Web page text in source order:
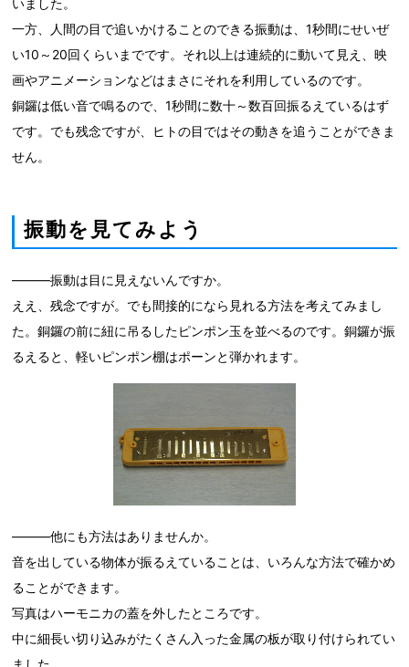
いました。
一方、人間の目で追いかけることのできる振動は、1秒間にせいぜ
い10～20回くらいまでです。それ以上は連続的に動いて見え、映
画やアニメーションなどはまさにそれを利用しているのです。
銅鑼は低い音で鳴るので、1秒間に数十～数百回振るえているはず
です。でも残念ですが、ヒトの目ではその動きを追うことができま
せん。
振動を見てみよう
―――振動は目に見えないんですか。
ええ、残念ですが。でも間接的になら見れる方法を考えてみまし
た。銅鑼の前に紐に吊るしたピンポン玉を並べるのです。銅鑼が振
るえると、軽いピンポン棚はポーンと弾かれます。
―――他にも方法はありませんか。
音を出している物体が振るえていることは、いろんな方法で確かめ
ることができます。
写真はハーモニカの蓋を外したところです。
中に細長い切り込みがたくさん入った金属の板が取り付けられてい